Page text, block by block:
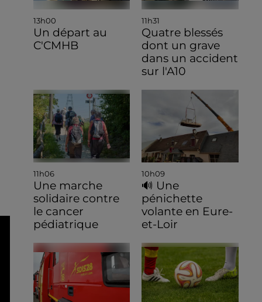
13h00
Un départ au
C'CMHB
11h31
Quatre blessés
dont un grave
dans un accident
sur l'A10
11h06
Une marche
solidaire contre
le cancer
pédiatrique
10h09
🔊 Une
pénichette
volante en Eure-
et-Loir